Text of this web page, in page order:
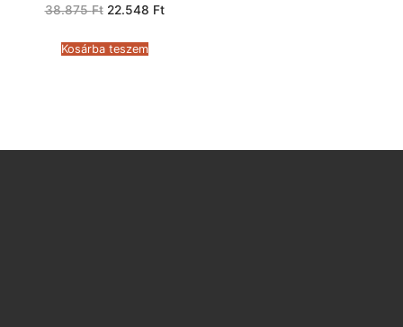
38.875Ft Original
38.875 Ft.
22.548 FtCurrent
Kosárba teszem